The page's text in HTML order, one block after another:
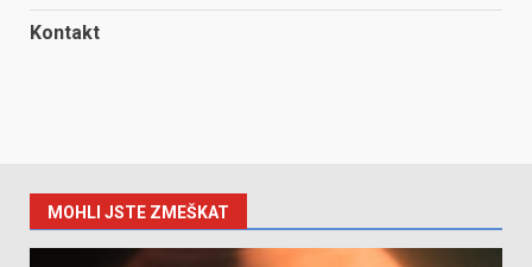
Kontakt
MOHLI JSTE ZMEŠKAT